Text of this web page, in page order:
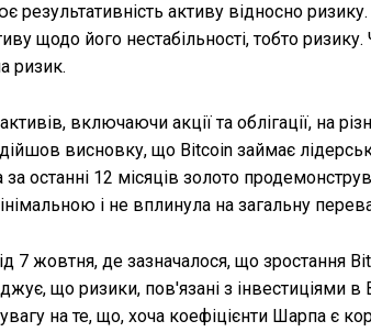
результативність активу відносно
щодо його нестабільності, тобто
ризик.
включаючи акції та облігації, на
висновку, що Bitcoin займає
останні 12 місяців золото
і не вплинула на загальну
7 жовтня, де зазначалося, що зростання
що ризики, пов'язані з інвестиціями в
на те, що, хоча коефіцієнти Шарпа є